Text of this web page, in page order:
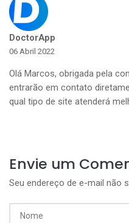
DoctorApp
06 Abril 2022
Olá Marcos, obrigada pela
entrarão em contato
qual tipo de site atenderá
Envie um
Seu endereço de e-mail não